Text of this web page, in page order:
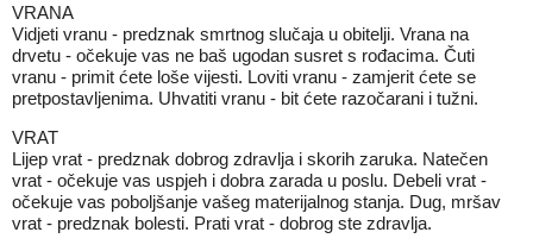
VRANA
Vidjeti vranu - predznak smrtnog slučaja u obitelji. Vrana na
drvetu - očekuje vas ne baš ugodan susret s rođacima. Čuti
vranu - primit ćete loše vijesti. Loviti vranu - zamjerit ćete se
pretpostavljenima. Uhvatiti vranu - bit ćete razočarani i tužni.
VRAT
Lijep vrat - predznak dobrog zdravlja i skorih zaruka. Natečen
vrat - očekuje vas uspjeh i dobra zarada u poslu. Debeli vrat -
očekuje vas poboljšanje vašeg materijalnog stanja. Dug, mršav
vrat - predznak bolesti. Prati vrat - dobrog ste zdravlja.